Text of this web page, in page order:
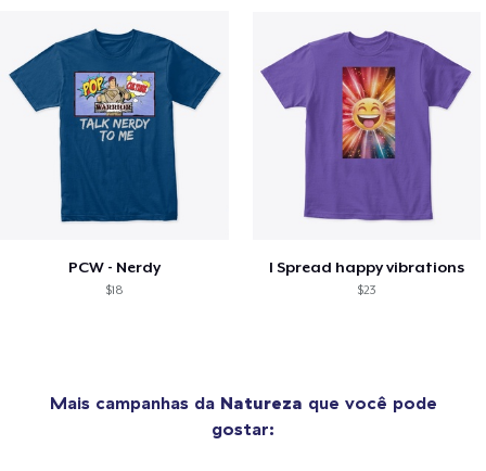
PCW - Nerdy
$18
I Spread happy vibrations
$23
Mais campanhas da Natureza que você pode
gostar: